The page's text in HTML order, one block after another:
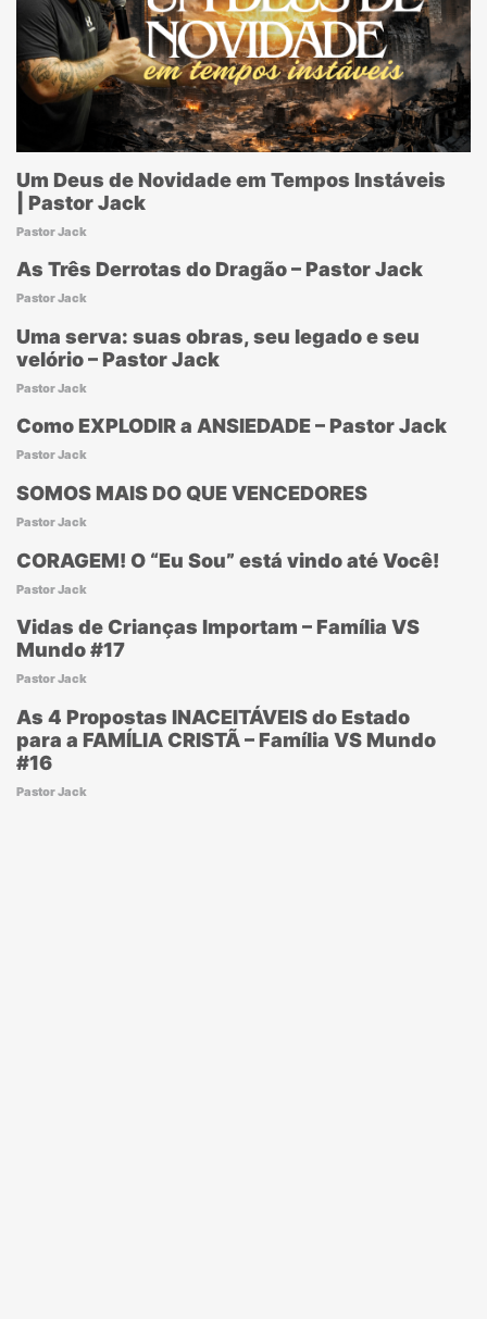
Um Deus de Novidade em Tempos Instáveis
| Pastor Jack
Pastor Jack
As Três Derrotas do Dragão – Pastor Jack
Pastor Jack
Uma serva: suas obras, seu legado e seu
velório – Pastor Jack
Pastor Jack
Como EXPLODIR a ANSIEDADE – Pastor Jack
Pastor Jack
SOMOS MAIS DO QUE VENCEDORES
Pastor Jack
CORAGEM! O “Eu Sou” está vindo até Você!
Pastor Jack
Vidas de Crianças Importam – Família VS
Mundo #17
Pastor Jack
As 4 Propostas INACEITÁVEIS do Estado
para a FAMÍLIA CRISTÃ – Família VS Mundo
#16
Pastor Jack